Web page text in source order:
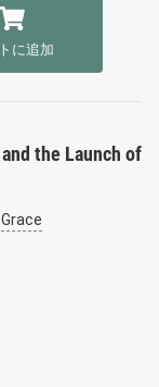
に追加
the Launch of